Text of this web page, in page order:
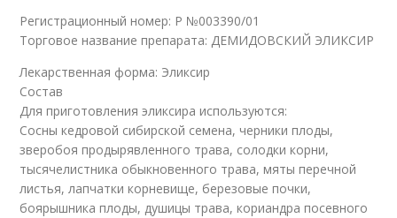
Регистрационный номер: Р №003390/01
Торговое название препарата: ДЕМИДОВСКИЙ ЭЛИКСИР
Лекарственная форма: Эликсир
Состав
Для приготовления эликсира используются:
Сосны кедровой сибирской семена, черники плоды,
зверобоя продырявленного трава, солодки корни,
тысячелистника обыкновенного трава, мяты перечной
листья, лапчатки корневище, березовые почки,
боярышника плоды, душицы трава, кориандра посевного